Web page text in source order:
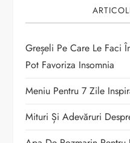
a
r
t
i
c
Greșeli Pe Care Le Faci
Pot Favoriza Insomnia
Meniu Pentru 7 Zile
Mituri Și Adevăruri